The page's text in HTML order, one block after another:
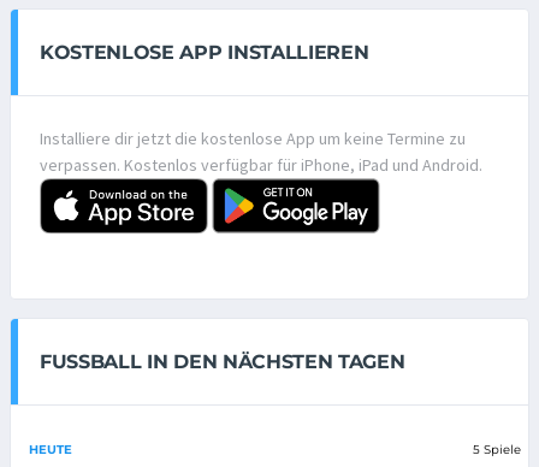
KOSTENLOSE APP INSTALLIEREN
Installiere dir jetzt die kostenlose App um keine Termine zu
verpassen. Kostenlos verfügbar für iPhone, iPad und Android.
FUSSBALL IN DEN NÄCHSTEN TAGEN
HEUTE 5 Spiele